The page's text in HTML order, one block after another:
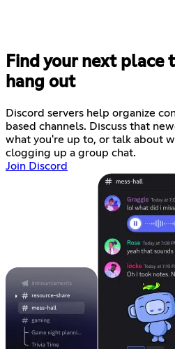
Find your next place
hang out
Discord servers help organize
based channels. Discuss that
what you're up to, or talk about
clogging up a group chat.
Join Discord